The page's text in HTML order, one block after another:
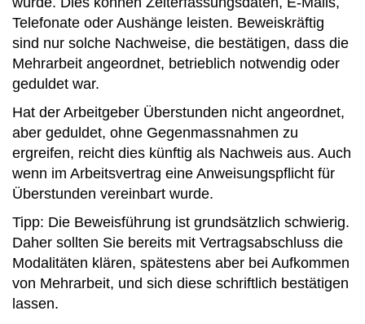
Telefonate oder Aushänge leisten. Beweiskräftig
sind nur solche Nachweise, die bestätigen, dass die
Mehrarbeit angeordnet, betrieblich notwendig oder
geduldet war.
Hat der Arbeitgeber Überstunden nicht angeordnet,
aber geduldet, ohne Gegenmassnahmen zu
ergreifen, reicht dies künftig als Nachweis aus. Auch
wenn im Arbeitsvertrag eine Anweisungspflicht für
Überstunden vereinbart wurde.
Tipp: Die Beweisführung ist grundsätzlich schwierig.
Daher sollten Sie bereits mit Vertragsabschluss die
Modalitäten klären, spätestens aber bei Aufkommen
von Mehrarbeit, und sich diese schriftlich bestätigen
lassen.